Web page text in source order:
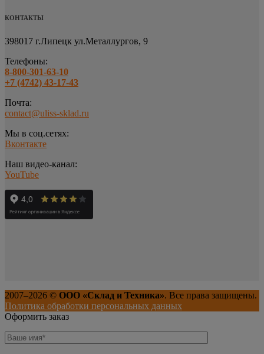
КОНТАКТЫ
398017 г.Липецк ул.Металлургов, 9
Телефоны:
8-800-301-63-10
+7 (4742) 43-17-43
Почта:
contact@uliss-sklad.ru
Мы в соц.сетях:
Вконтакте
Наш видео-канал:
YouTube
2007–2026 © ООО «Склад и Техника». Все права защищены.
Политика обработки персональных данных
Оформить заказ